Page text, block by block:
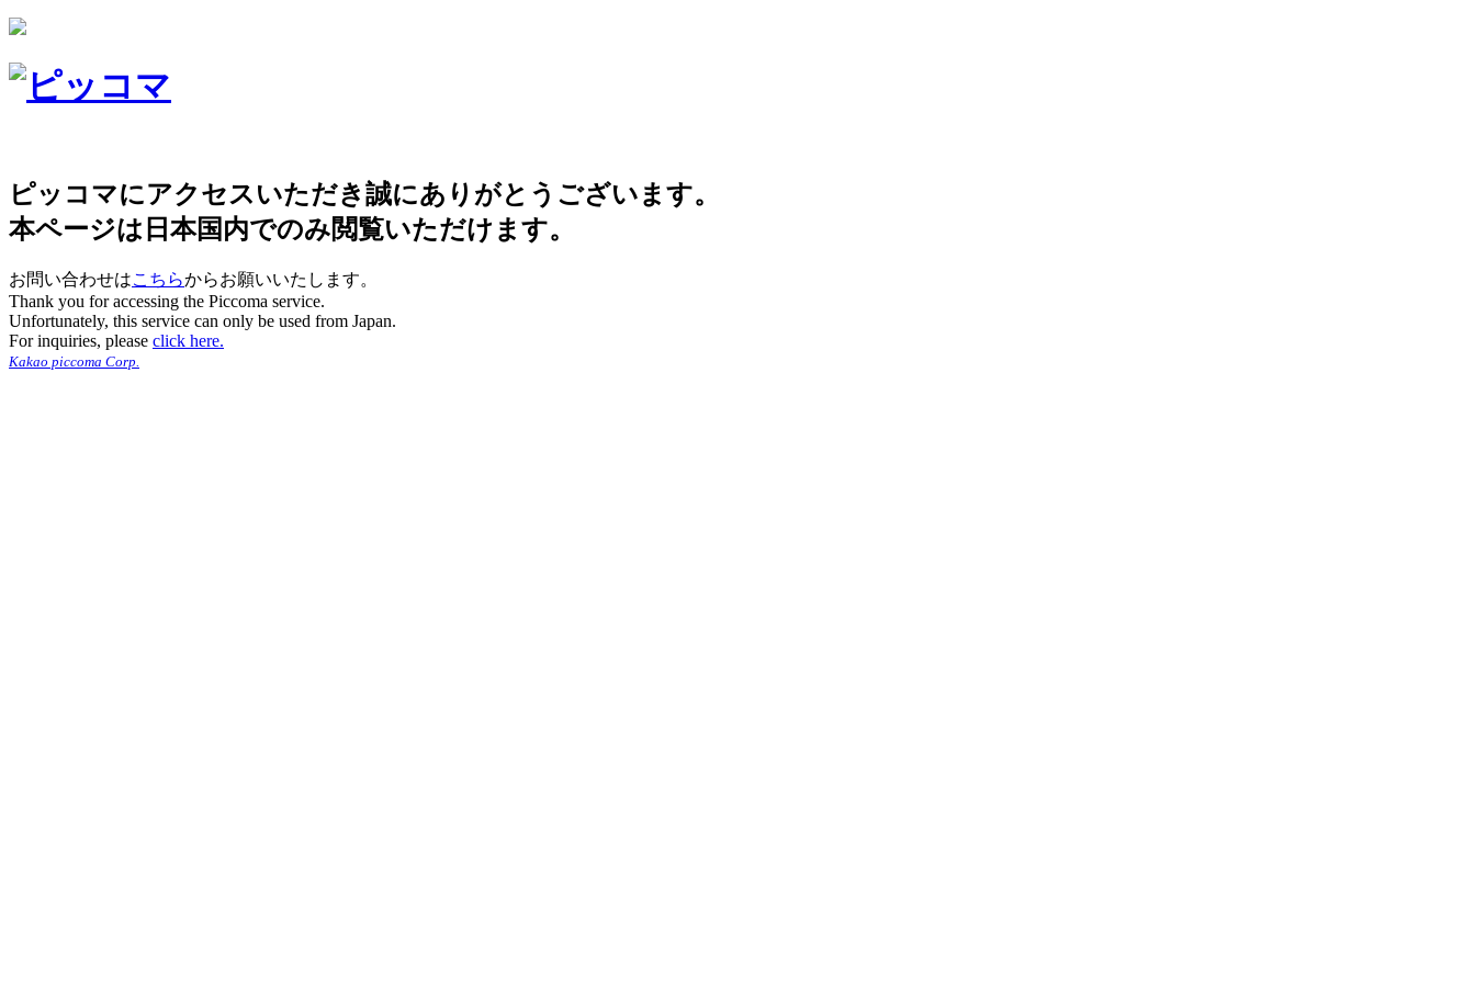
ピッコマにアクセスいただき誠にありがとうございます。
本ページは日本国内でのみ閲覧いただけます。
お問い合わせはこちらからお願いいたします。
Thank you for accessing the Piccoma service.
Unfortunately, this service can only be used from Japan.
For inquiries, please click here.
Kakao piccoma Corp.